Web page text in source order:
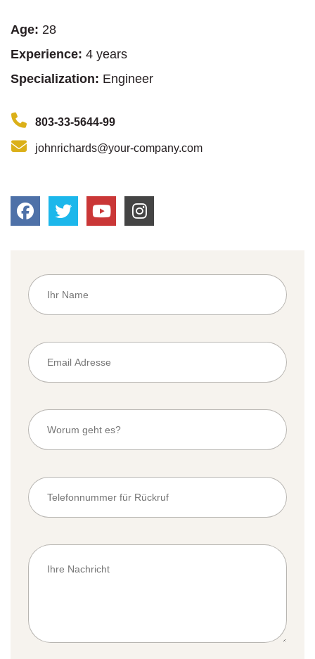
Age: 28
Experience: 4 years
Specialization: Engineer
803-33-5644-99
johnrichards@your-company.com